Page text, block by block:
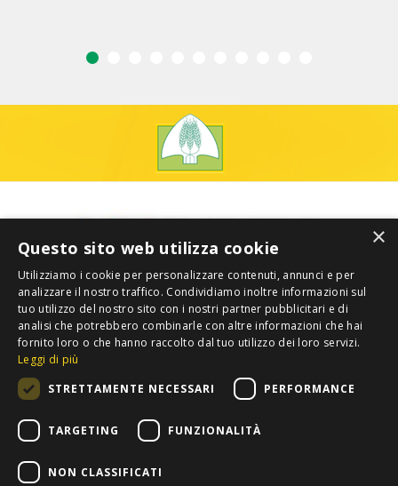
×
Questo sito web utilizza cookie
Utilizziamo i cookie per personalizzare contenuti, annunci e per
analizzare il nostro traffico. Condividiamo inoltre informazioni sul
tuo utilizzo del nostro sito con i nostri partner pubblicitari e di
analisi che potrebbero combinarle con altre informazioni che hai
fornito loro o che hanno raccolto dal tuo utilizzo dei loro servizi.
Leggi di più
STRETTAMENTE NECESSARI
PERFORMANCE
TARGETING FUNZIONALITÀ
NON CLASSIFICATI